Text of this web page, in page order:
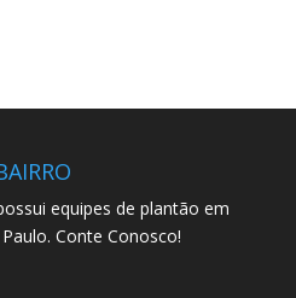
equipes de plantão em
Conte Conosco!